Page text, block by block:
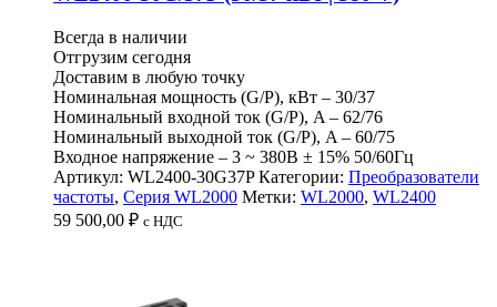
Всегда в наличии
Отгрузим сегодня
Доставим в любую точку
Номинальная мощность (G/P), кВт – 30/37
Номинальный входной ток (G/P), A – 62/76
Номинальный выходной ток (G/P), A – 60/75
Входное напряжение – 3 ~ 380B ± 15% 50/60Гц
Артикул: WL2400-30G37P Категории: Преобразователи
частоты, Серия WL2000 Метки: WL2000, WL2400
59 500,00 ₽ c НДС